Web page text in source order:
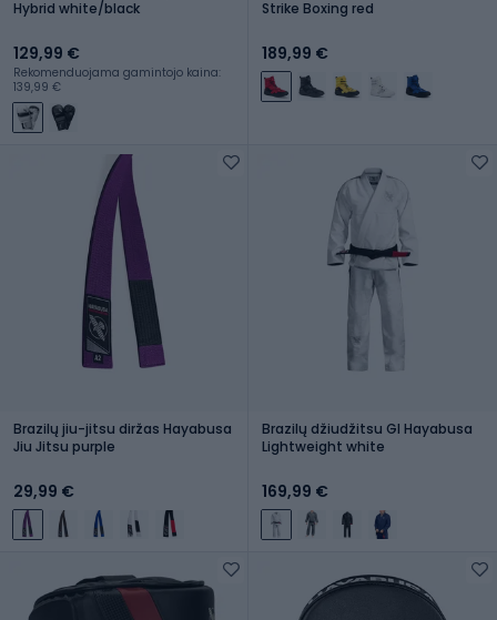
Hybrid white/black
129,99 €
Rekomenduojama gamintojo kaina:
139,99 €
Strike Boxing red
189,99 €
Brazilų jiu-jitsu diržas Hayabusa
Jiu Jitsu purple
29,99 €
Brazilų džiudžitsu GI Hayabusa
Lightweight white
169,99 €